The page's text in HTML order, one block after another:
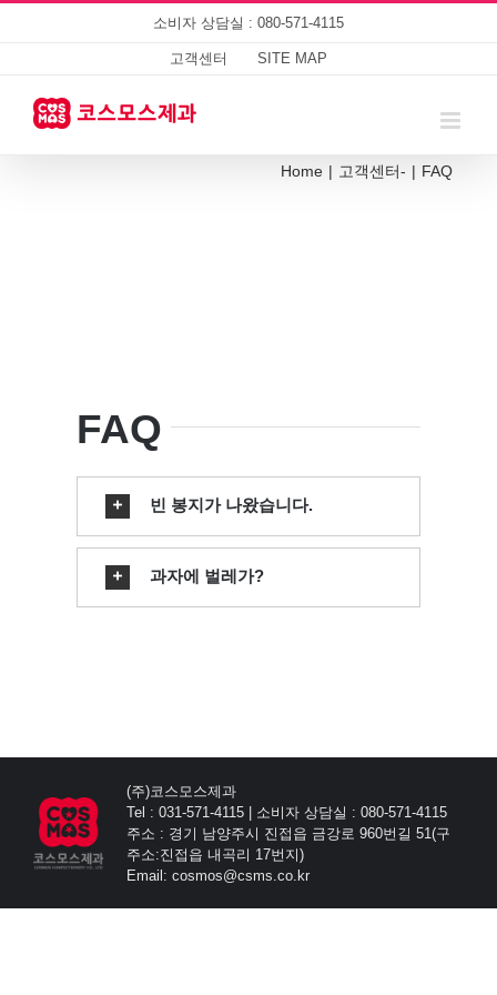
소비자 상담실 : 080-571-4115
고객센터 SITE MAP
Home | 고객센터- | FAQ
FAQ
빈 봉지가 나왔습니다.
과자에 벌레가?
(주)코스모스제과
Tel : 031-571-4115 | 소비자 상담실 : 080-571-4115
주소 : 경기 남양주시 진접읍 금강로 960번길 51(구
주소:진접읍 내곡리 17번지)
Email: cosmos@csms.co.kr